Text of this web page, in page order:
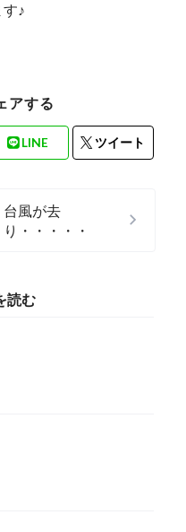
♪
アする
LINE ツイート
台風が去
り・・・・・
読む